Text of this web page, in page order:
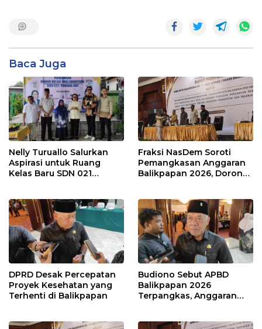
Baca Juga
Nelly Turuallo Salurkan
Aspirasi untuk Ruang
Kelas Baru SDN 021
Fraksi NasDem Soroti
Pemangkasan Anggaran
Balikpapan 2026, Dorong
DPRD Desak Percepatan
Proyek Kesehatan yang
Terhenti di Balikpapan
Budiono Sebut APBD
Balikpapan 2026
Terpangkas, Anggaran